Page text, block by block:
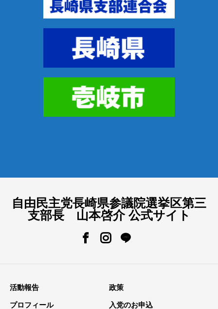
自由民主党長崎県参議院選挙区第三
支部長 山本啓介 公式サイト
活動報告 政策
プロフィール 入党のお申込